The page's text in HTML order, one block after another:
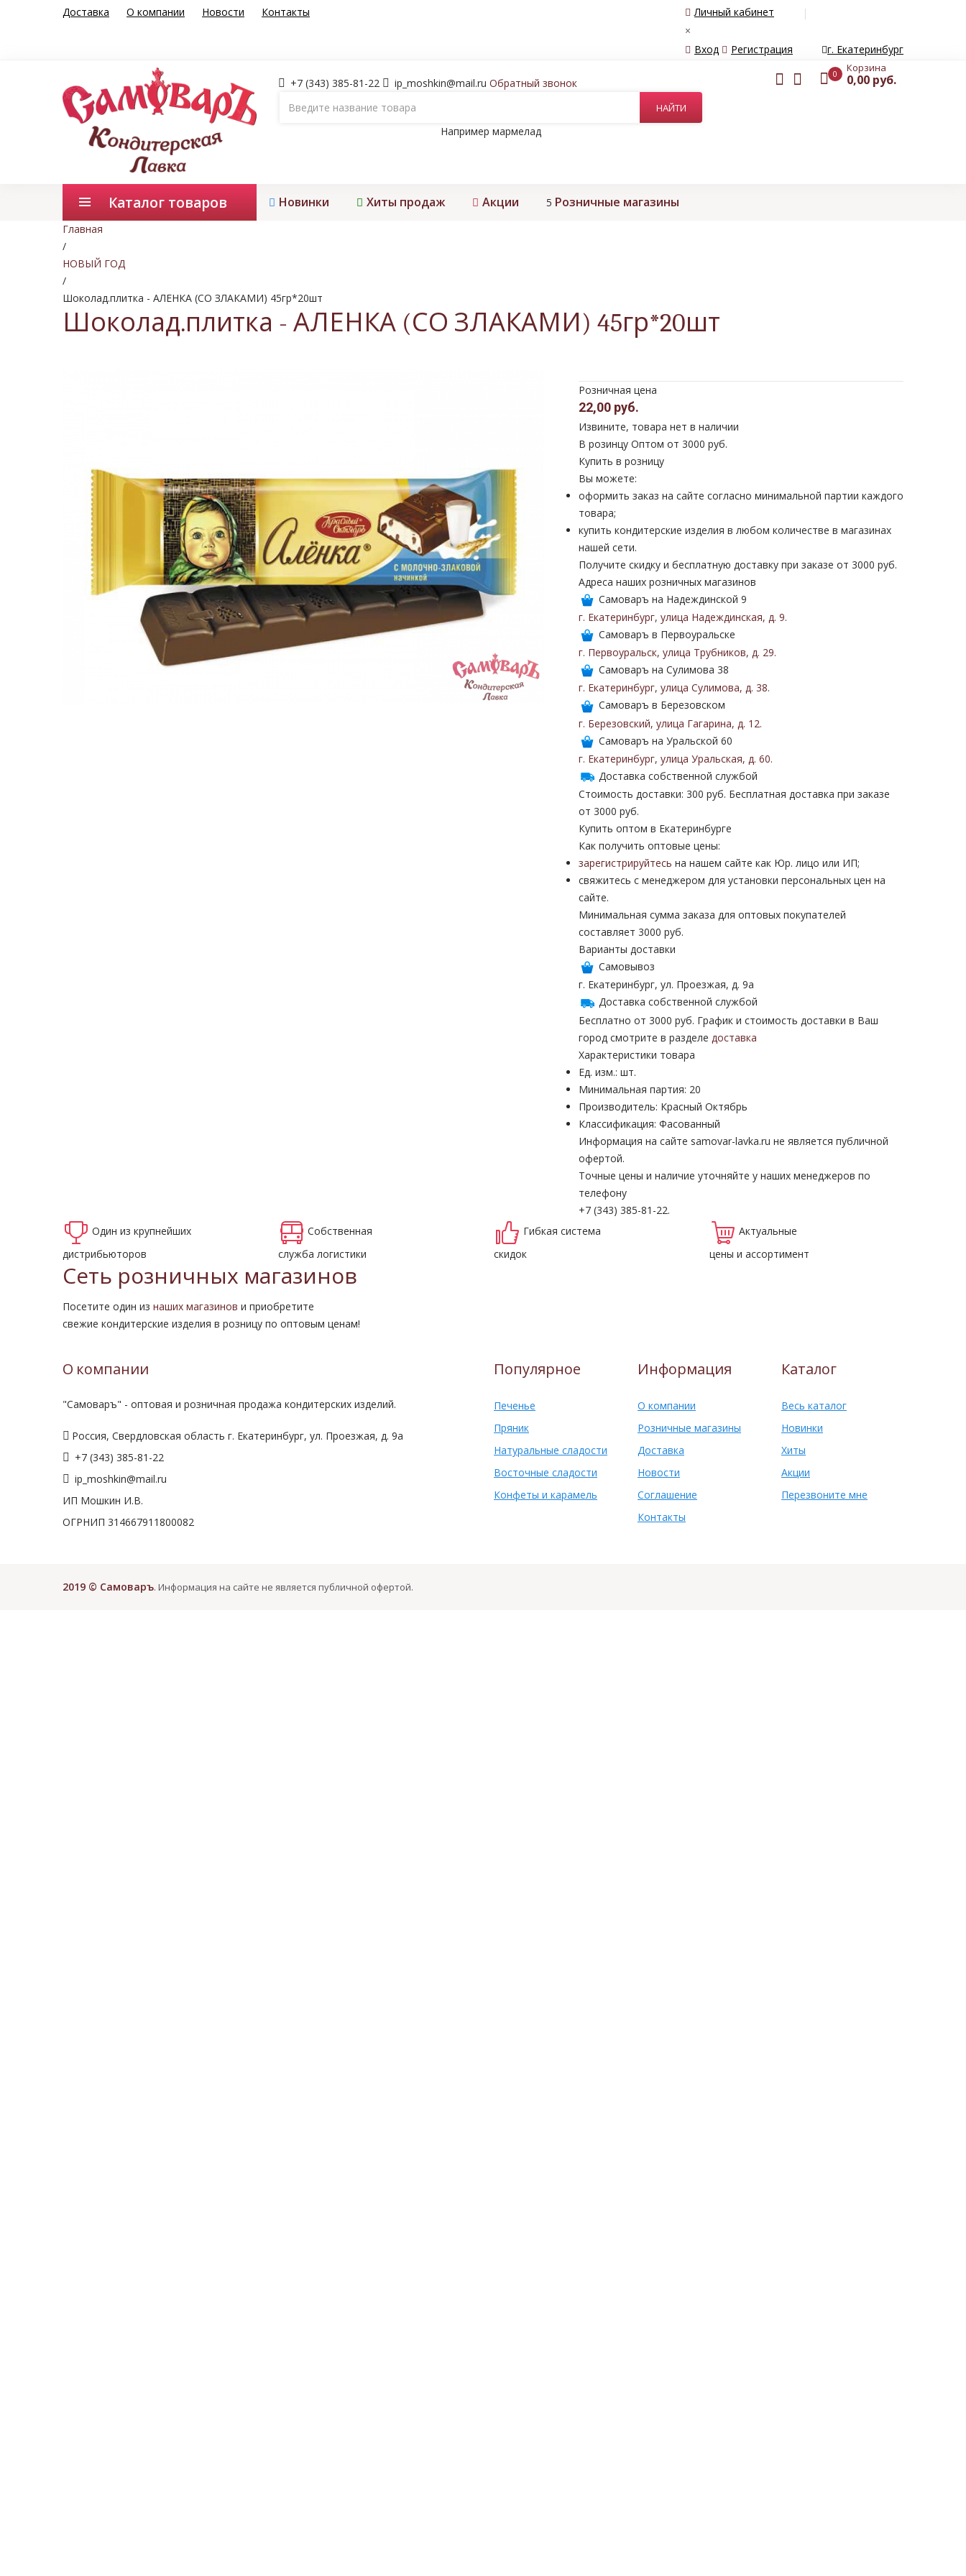
Доставка О компании Новости Контакты
Личный кабинет
×
Вход
Регистрация г. Екатеринбург
+7 (343) 385-81-22 ip_moshkin@mail.ru Обратный звонок
Например мармелад
0 Корзина
0,00 руб.
Каталог товаров Новинки Хиты продаж Акции 5 Розничные магазины
Главная
/
НОВЫЙ ГОД
/
Шоколад.плитка - АЛЕНКА (СО ЗЛАКАМИ) 45гр*20шт
Шоколад.плитка - АЛЕНКА (СО ЗЛАКАМИ) 45гр*20шт
Розничная цена
22,00 руб.
Извините, товара нет в наличии
В розинцу Оптом от 3000 руб.
Купить в розницу
Вы можете:
оформить заказ на сайте согласно минимальной партии каждого
товара;
купить кондитерские изделия в любом количестве в магазинах
нашей сети.
Получите скидку и бесплатную доставку при заказе от 3000 руб.
Адреса наших розничных магазинов
Самоваръ на Надеждинской 9
г. Екатеринбург, улица Надеждинская, д. 9.
Самоваръ в Первоуральске
г. Первоуральск, улица Трубников, д. 29.
Самоваръ на Сулимова 38
г. Екатеринбург, улица Сулимова, д. 38.
Самоваръ в Березовском
г. Березовский, улица Гагарина, д. 12.
Самоваръ на Уральской 60
г. Екатеринбург, улица Уральская, д. 60.
Доставка собственной службой
Стоимость доставки: 300 руб. Бесплатная доставка при заказе
от 3000 руб.
Купить оптом в Екатеринбурге
Как получить оптовые цены:
зарегистрируйтесь на нашем сайте как Юр. лицо или ИП;
свяжитесь с менеджером для установки персональных цен на
сайте.
Минимальная сумма заказа для оптовых покупателей
составляет 3000 руб.
Варианты доставки
Самовывоз
г. Екатеринбург, ул. Проезжая, д. 9а
Доставка собственной службой
Бесплатно от 3000 руб. График и стоимость доставки в Ваш
город смотрите в разделе доставка
Характеристики товара
Ед. изм.: шт.
Минимальная партия: 20
Производитель: Красный Октябрь
Классификация: Фасованный
Информация на сайте samovar-lavka.ru не является публичной
офертой.
Точные цены и наличие уточняйте у наших менеджеров по
телефону
+7 (343) 385-81-22.
Один из крупнейших
дистрибьюторов
Собственная
служба логистики
Гибкая система
скидок
Актуальные
цены и ассортимент
Сеть розничных магазинов
Посетите один из наших магазинов и приобретите
свежие кондитерские изделия в розницу по оптовым ценам!
О компании
"Самоваръ" - оптовая и розничная продажа кондитерских изделий.
Россия, Свердловская область г. Екатеринбург, ул. Проезжая, д. 9а
+7 (343) 385-81-22
ip_moshkin@mail.ru
ИП Мошкин И.В.
ОГРНИП 314667911800082
Популярное
Печенье
Пряник
Натуральные сладости
Восточные сладости
Конфеты и карамель
Информация
О компании
Розничные магазины
Доставка
Новости
Соглашение
Контакты
Каталог
Весь каталог
Новинки
Хиты
Акции
Перезвоните мне
2019 © Самоваръ. Информация на сайте не является публичной офертой.